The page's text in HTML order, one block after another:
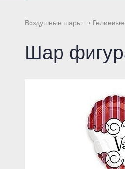
Воздушные шары
Шар